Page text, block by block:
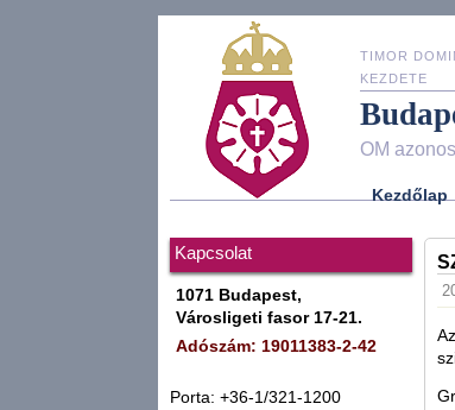
TIMOR
KEZDETE
OM
Kezdőlap
Kapcsolat
1071 Budapest,
Városligeti fasor 17-21.
Adószám: 19011383-2-42
Porta: +36-1/321-1200